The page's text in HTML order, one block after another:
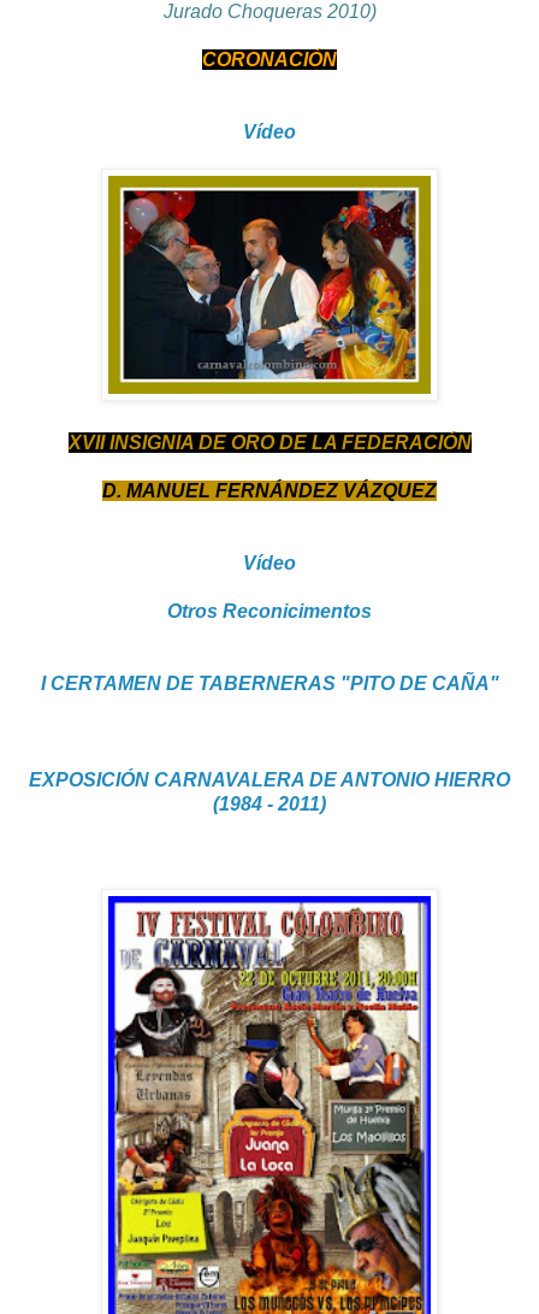
Jurado Choqueras 2010)
CORONACIÓN
Vídeo
XVII INSIGNIA DE ORO DE LA FEDERACIÓN
D. MANUEL FERNÁNDEZ VÁZQUEZ
Vídeo
Otros Reconicimentos
I CERTAMEN DE TABERNERAS "PITO DE CAÑA"
EXPOSICIÓN CARNAVALERA DE ANTONIO HIERRO
(1984 - 2011)